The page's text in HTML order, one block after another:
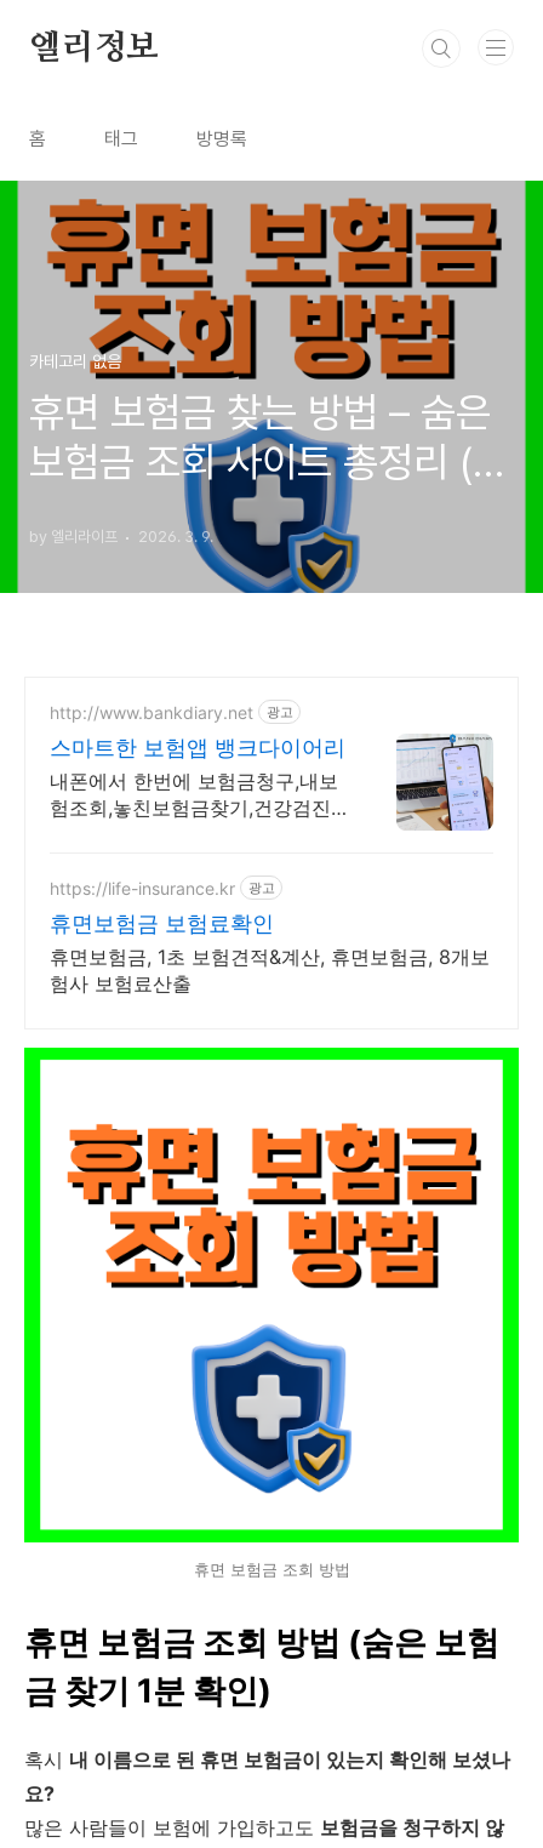
엘리정보
홈 태그 방명록
카테고리 없음
휴면 보험금 찾는 방법 – 숨은
보험금 조회 사이트 총정리 (휴
면 보험금 조회 방법 2026 최
신 정보)
by 엘리라이프 2026. 3. 9.
http://www.bankdiary.net 광고
스마트한 보험앱 뱅크다이어리
내폰에서 한번에 보험금청구,내보
험조회,놓친보험금찾기,건강검진
https://life-insurance.kr 광고
휴면보험금 보험료확인
휴면보험금, 1초 보험견적&계산, 휴면보험금, 8개보
험사 보험료산출
휴면 보험금 조회 방법
휴면 보험금 조회 방법 (숨은 보험
금 찾기 1분 확인)
혹시 내 이름으로 된 휴면 보험금이 있는지 확인해 보셨나
요?
많은 사람들이 보험에 가입하고도 보험금을 청구하지 않